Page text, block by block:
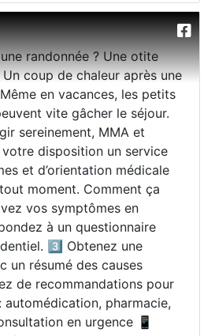
randonnée ? Une otite
coup de chaleur après une
en vacances, les petits
vite gâcher le séjour.
sereinement, MMA et
disposition un service
et d’orientation médicale
moment. Comment ça
vos symptômes en
à un questionnaire
3️⃣ Obtenez une
un résumé des causes
de recommandations pour
pharmacie,
en urgence 📱